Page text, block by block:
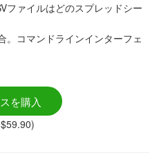
ファイルはどのスプレッドシー
。コマンドラインインターフェ
を購入